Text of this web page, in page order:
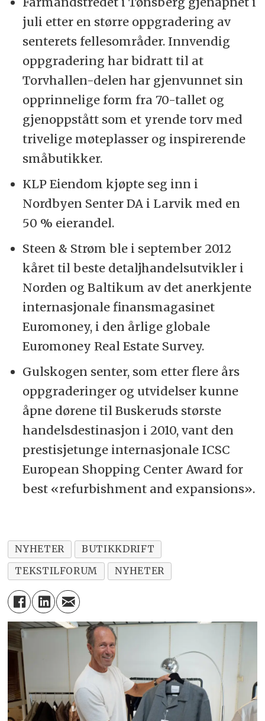
juli etter en større oppgradering av
senterets fellesområder. Innvendig
oppgradering har bidratt til at
Torvhallen-delen har gjenvunnet sin
opprinnelige form fra 70-tallet og
gjenoppstått som et yrende torv med
trivelige møteplasser og inspirerende
småbutikker.
KLP Eiendom kjøpte seg inn i
Nordbyen Senter DA i Larvik med en
50 % eierandel.
Steen & Strøm ble i september 2012
kåret til beste detaljhandelsutvikler i
Norden og Baltikum av det anerkjente
internasjonale finansmagasinet
Euromoney, i den årlige globale
Euromoney Real Estate Survey.
Gulskogen senter, som etter flere års
oppgraderinger og utvidelser kunne
åpne dørene til Buskeruds største
handelsdestinasjon i 2010, vant den
prestisjetunge internasjonale ICSC
European Shopping Center Award for
best «refurbishment and expansions».
NYHETER
BUTIKKDRIFT
TEKSTILFORUM
NYHETER